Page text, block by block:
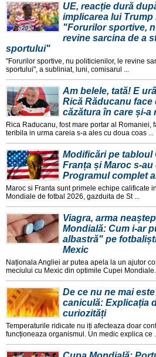
UE, reacție dură
implicarea lui Trump
"Forurilor sportive,
revine sarcina de a
sportului"
"Forurilor sportive, nu politicienilor, le revine
sportului", a subliniat, luni, comisarul ...
Am belele, tată! E
Rică Răducanu face
căzătura în care și-a
Rica Raducanu, fost mare portar al Romaniei,
teribila in urma careia s-a ales cu doua coas ...
Modificări pe tabloul
Franța și Maroc s-
Programul complet
Maroc si Franta sunt primele echipe calificate
Mondiale de fotbal 2026, gazduita de St ...
Viagra, arma
Mondială: Cum i-ar
albastră" pe
Mexic
Naționala Angliei ar putea apela la un ajutor
meciului cu Mexic din optimile Cupei
De ce nu ne mai
caniculă: Explicația
curiozități
Temperaturile ridicate nu iți afecteaza doar
funcționeaza organismul. Un medic explica ce